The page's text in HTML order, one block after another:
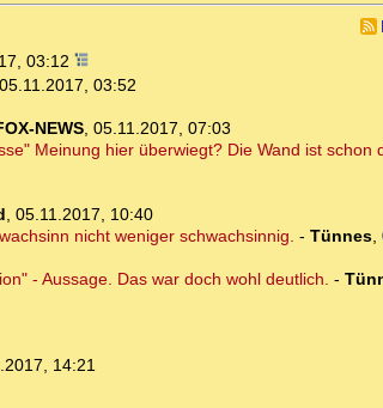
03:12
05.11.2017, 03:52
NEWS, 05.11.2017, 07:03
Meinung hier überwiegt? Die Wand ist schon
, 05.11.2017, 10:40
nicht weniger schwachsinnig. - Tünnes,
- Aussage. Das war doch wohl deutlich. -
14:21